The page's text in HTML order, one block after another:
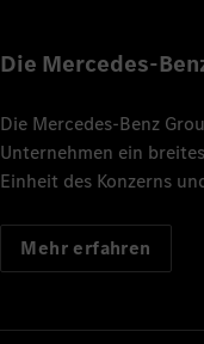
Die Mercedes-
Die Mercedes-Benz
Unternehmen ein
Einheit des Konzerns
Mehr erfahren